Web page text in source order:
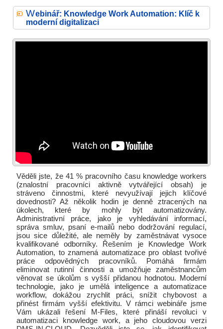
Webinář: Knowledge Work Automation: Klíč k
moderní digitalizaci
Věděli jste, že 41 % pracovního času knowledge workers
(znalostní pracovníci aktivně vytvářející obsah) je
stráveno činnostmi, které nevyužívají jejich klíčové
dovednosti? Až několik hodin je denně ztracených na
úkolech, které by mohly být automatizovány.
Administrativní práce, jako je vyhledávání informací,
správa smluv, psaní e-mailů nebo dodržování regulací,
jsou sice důležité, ale neměly by zaměstnávat vysoce
kvalifikované odborníky. Řešením je Knowledge Work
Automation, to znamená automatizace pro oblast tvořivé
práce odpovědných pracovníků. Pomáhá firmám
eliminovat rutinní činnosti a umožňuje zaměstnancům
věnovat se úkolům s vyšší přidanou hodnotou. Moderní
technologie, jako je umělá inteligence a automatizace
workflow, dokážou zrychlit práci, snížit chybovost a
přinést firmám vyšší efektivitu. V rámci webináře jsme
Vám ukázali řešení M-Files, které přináší revoluci v
automatizaci knowledge work, a jeho cloudovou verzi